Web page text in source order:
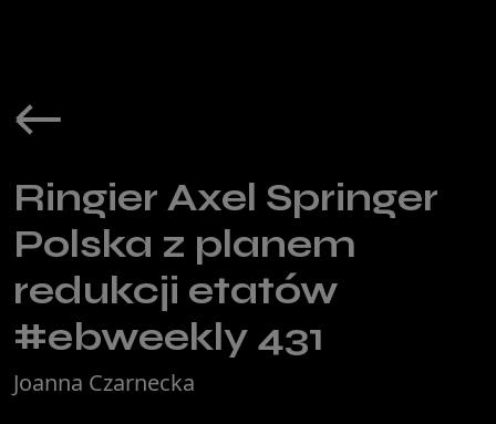
Ringier Axel Springer
Polska z planem
redukcji etatów
#ebweekly 431
Joanna Czarnecka